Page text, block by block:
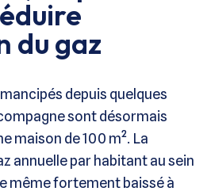
du gaz
depuis quelques
sont désormais
maison de 100 m². La
annuelle par habitant au sein
même fortement baissé à